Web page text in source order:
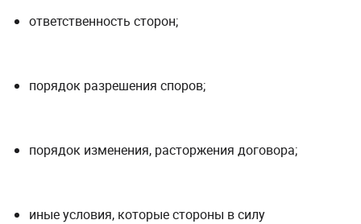
ответственность сторон;
порядок разрешения споров;
порядок изменения, расторжения договора;
иные условия, которые стороны в силу